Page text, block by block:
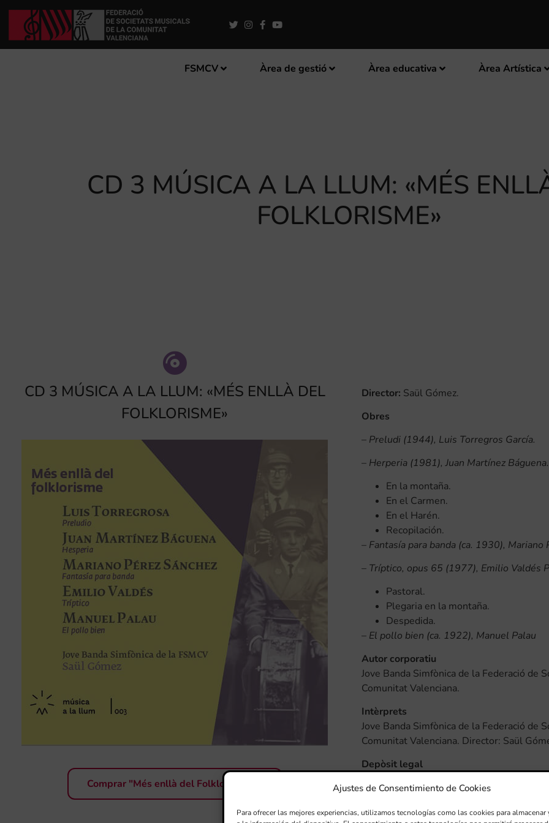
Ajustes de Consentimiento de Cookies
Para ofrecer las mejores experiencias, utilizamos tecnologías como las cookies para almacenar
FSMCV Àrea de gestió Àrea educativa Àrea Artística
CD 3 MÚSICA A LA LLUM: «MÉS
FOLKLORISME»
CD 3 MÚSICA A LA LLUM: «MÉS ENLLÀ DEL
FOLKLORISME»
Comprar "Més enllà del Folklorisme"
Director: Saül Gómez.
Obres
– Preludi (1944), Luis Torregros García.
– Herperia (1981), Juan Martínez Báguena.
En la montaña.
En el Carmen.
En el Harén.
Recopilación.
– Fantasía para banda (ca. 1930), Mariano
– Tríptico, opus 65 (1977), Emilio Valdés
Pastoral.
Plegaria en la montaña.
Despedida.
– El pollo bien (ca. 1922), Manuel Palau
Autor corporatiu
Jove Banda Simfònica de la Federació de
Comunitat Valenciana.
Intèrprets
Jove Banda Simfònica de la Federació de
Comunitat Valenciana. Director: Saül
Depòsit legal
1 CD + 1 fullet (8 p.)